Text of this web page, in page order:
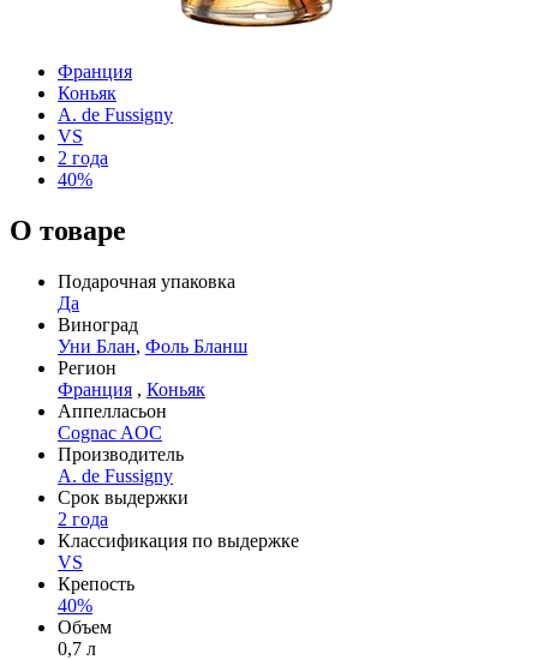
Франция
Коньяк
A. de Fussigny
VS
2 года
40%
О товаре
Подарочная упаковка
Да
Виноград
Уни Блан, Фоль Бланш
Регион
Франция , Коньяк
Аппелласьон
Cognac AOC
Производитель
A. de Fussigny
Срок выдержки
2 года
Классификация по выдержке
VS
Крепость
40%
Объем
0,7 л